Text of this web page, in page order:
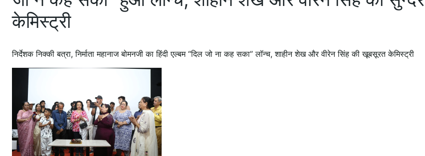
केमिस्ट्री
निर्देशक निक्की बत्रा, निर्माता महानाज बोमनजी का हिंदी एल्बम “दिल जो ना कह सका” लॉन्च, शाहीन शेख और वीरेन सिंह की खूबसूरत केमिस्ट्री